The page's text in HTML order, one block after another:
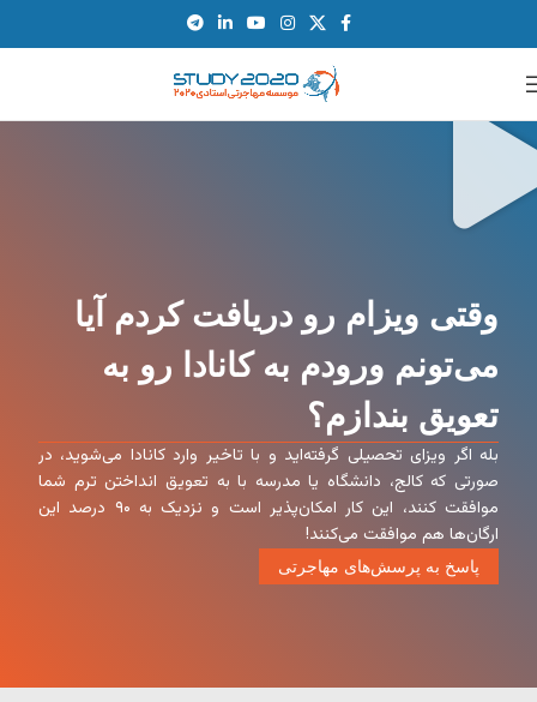
وقتی ویزام رو دریافت کردم آیا
می‌تونم ورودم به کانادا رو به
تعویق بندازم؟
بله اگر ویزای تحصیلی گرفته‌اید و با تاخیر وارد کانادا می‌شوید، در
صورتی که کالج، دانشگاه یا مدرسه با به تعویق انداختن ترم شما
موافقت کنند، این کار امکان‌پذیر است و نزدیک به ۹۰ درصد این
ارگان‌ها هم موافقت می‌کنند!
پاسخ به پرسش‌های مهاجرتی